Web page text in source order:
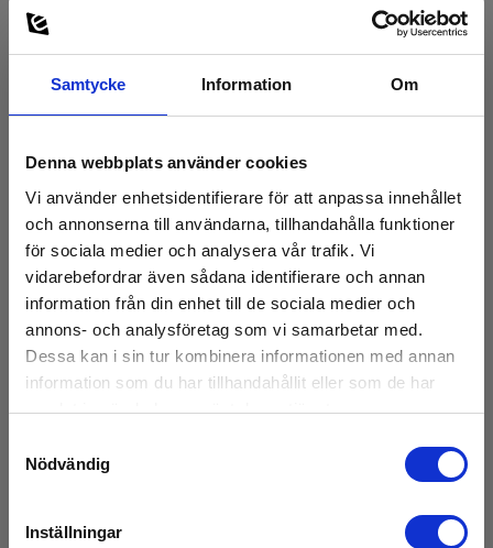
Samtycke Information Om
Denna webbplats använder cookies
Vi använder enhetsidentifierare för att anpassa innehållet
och annonserna till användarna, tillhandahålla funktioner
för sociala medier och analysera vår trafik. Vi
vidarebefordrar även sådana identifierare och annan
information från din enhet till de sociala medier och
annons- och analysföretag som vi samarbetar med.
Dessa kan i sin tur kombinera informationen med annan
information som du har tillhandahållit eller som de har
samlat in när du har använt deras tjänster.
Nödvändig
Inställningar